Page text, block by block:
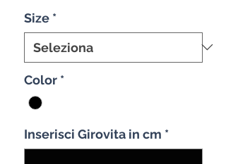
Size *
Color *
Inserisci Girovita in cm *